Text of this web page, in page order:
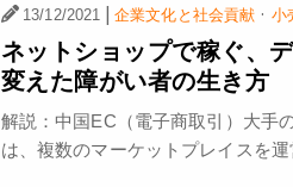
13/12/2021 | 企業文化と社会貢献 · 小
ネットショップで稼ぐ、
変えた障がい者の生き方
解説：中国EC（電子商取引）大手
は、複数のマーケットプレイスを